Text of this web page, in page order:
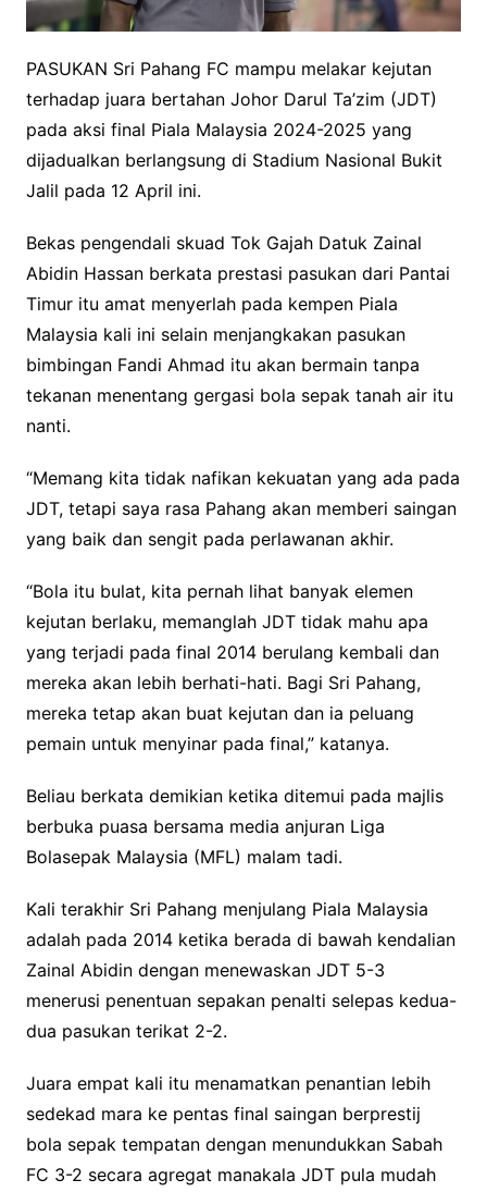
PASUKAN Sri Pahang FC mampu melakar kejutan
terhadap juara bertahan Johor Darul Ta’zim (JDT)
pada aksi final Piala Malaysia 2024-2025 yang
dijadualkan berlangsung di Stadium Nasional Bukit
Jalil pada 12 April ini.
Bekas pengendali skuad Tok Gajah Datuk Zainal
Abidin Hassan berkata prestasi pasukan dari Pantai
Timur itu amat menyerlah pada kempen Piala
Malaysia kali ini selain menjangkakan pasukan
bimbingan Fandi Ahmad itu akan bermain tanpa
tekanan menentang gergasi bola sepak tanah air itu
nanti.
“Memang kita tidak nafikan kekuatan yang ada pada
JDT, tetapi saya rasa Pahang akan memberi saingan
yang baik dan sengit pada perlawanan akhir.
“Bola itu bulat, kita pernah lihat banyak elemen
kejutan berlaku, memanglah JDT tidak mahu apa
yang terjadi pada final 2014 berulang kembali dan
mereka akan lebih berhati-hati. Bagi Sri Pahang,
mereka tetap akan buat kejutan dan ia peluang
pemain untuk menyinar pada final,” katanya.
Beliau berkata demikian ketika ditemui pada majlis
berbuka puasa bersama media anjuran Liga
Bolasepak Malaysia (MFL) malam tadi.
Kali terakhir Sri Pahang menjulang Piala Malaysia
adalah pada 2014 ketika berada di bawah kendalian
Zainal Abidin dengan menewaskan JDT 5-3
menerusi penentuan sepakan penalti selepas kedua-
dua pasukan terikat 2-2.
Juara empat kali itu menamatkan penantian lebih
sedekad mara ke pentas final saingan berprestij
bola sepak tempatan dengan menundukkan Sabah
FC 3-2 secara agregat manakala JDT pula mudah